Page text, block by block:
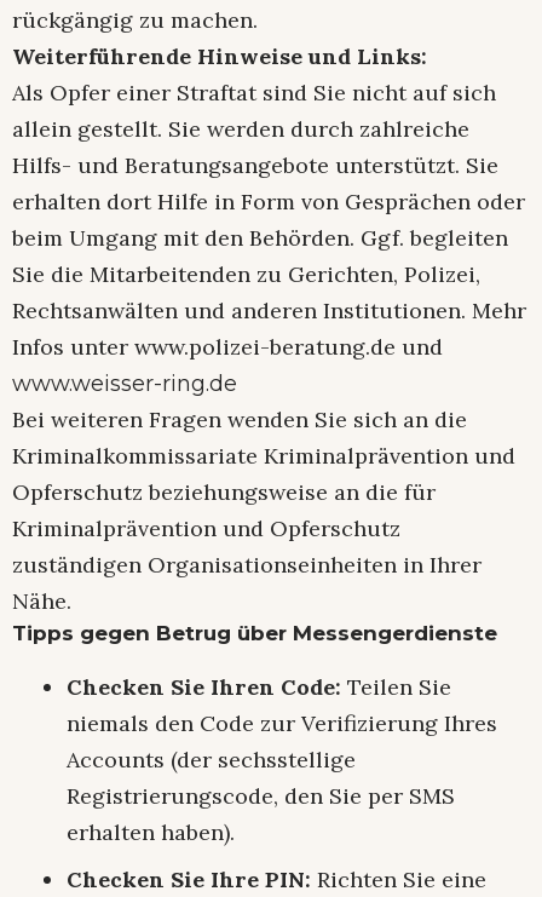
rückgängig zu machen.
Weiterführende Hinweise und Links:
Als Opfer einer Straftat sind Sie nicht auf sich
allein gestellt. Sie werden durch zahlreiche
Hilfs- und Beratungsangebote unterstützt. Sie
erhalten dort Hilfe in Form von Gesprächen oder
beim Umgang mit den Behörden. Ggf. begleiten
Sie die Mitarbeitenden zu Gerichten, Polizei,
Rechtsanwälten und anderen Institutionen. Mehr
Infos unter www.polizei-beratung.de und
www.weisser-ring.de
Bei weiteren Fragen wenden Sie sich an die
Kriminalkommissariate Kriminalprävention und
Opferschutz beziehungsweise an die für
Kriminalprävention und Opferschutz
zuständigen Organisationseinheiten in Ihrer
Nähe.
Tipps gegen Betrug über Messengerdienste
Checken Sie Ihren Code: Teilen Sie
niemals den Code zur Verifizierung Ihres
Accounts (der sechsstellige
Registrierungscode, den Sie per SMS
erhalten haben).
Checken Sie Ihre PIN: Richten Sie eine